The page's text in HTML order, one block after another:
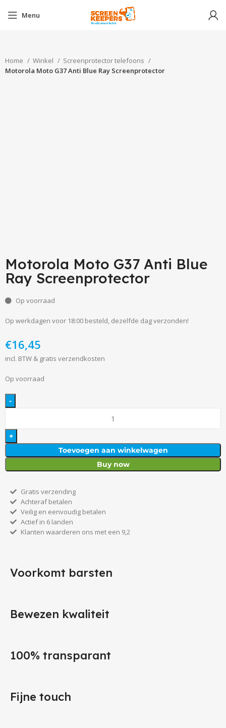
Menu
Home Winkel
Screenprotector telefoons
Motorola Moto G37 Anti Blue Ray Screenprotector
Motorola Moto G37 Anti Blue
Ray Screenprotector
Op voorraad
Op werkdagen voor 18:00 besteld, dezelfde dag verzonden!
€
incl. BTW & gratis verzendkosten
Op voorraad
Toevoegen aan winkelwagen
Buy now
Gratis verzending
Achteraf betalen
Veilig en eenvoudig betalen
Actief in 6 landen
Klanten waarderen ons met een 9,2
Voorkomt barsten
Bewezen kwaliteit
100% transparant
Fijne touch